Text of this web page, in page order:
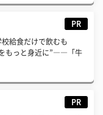
PR
校給食だけで飲むも
もっと身近に”――「牛
PR